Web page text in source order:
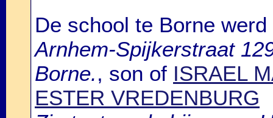
De school te Borne
Arnhem-Spijkerstraat
Borne., son of ISRAEL
ESTER VREDENBURG